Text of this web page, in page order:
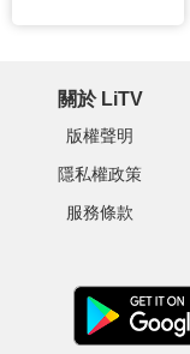
關於 LiTV
版權聲明
隱私權政策
服務條款